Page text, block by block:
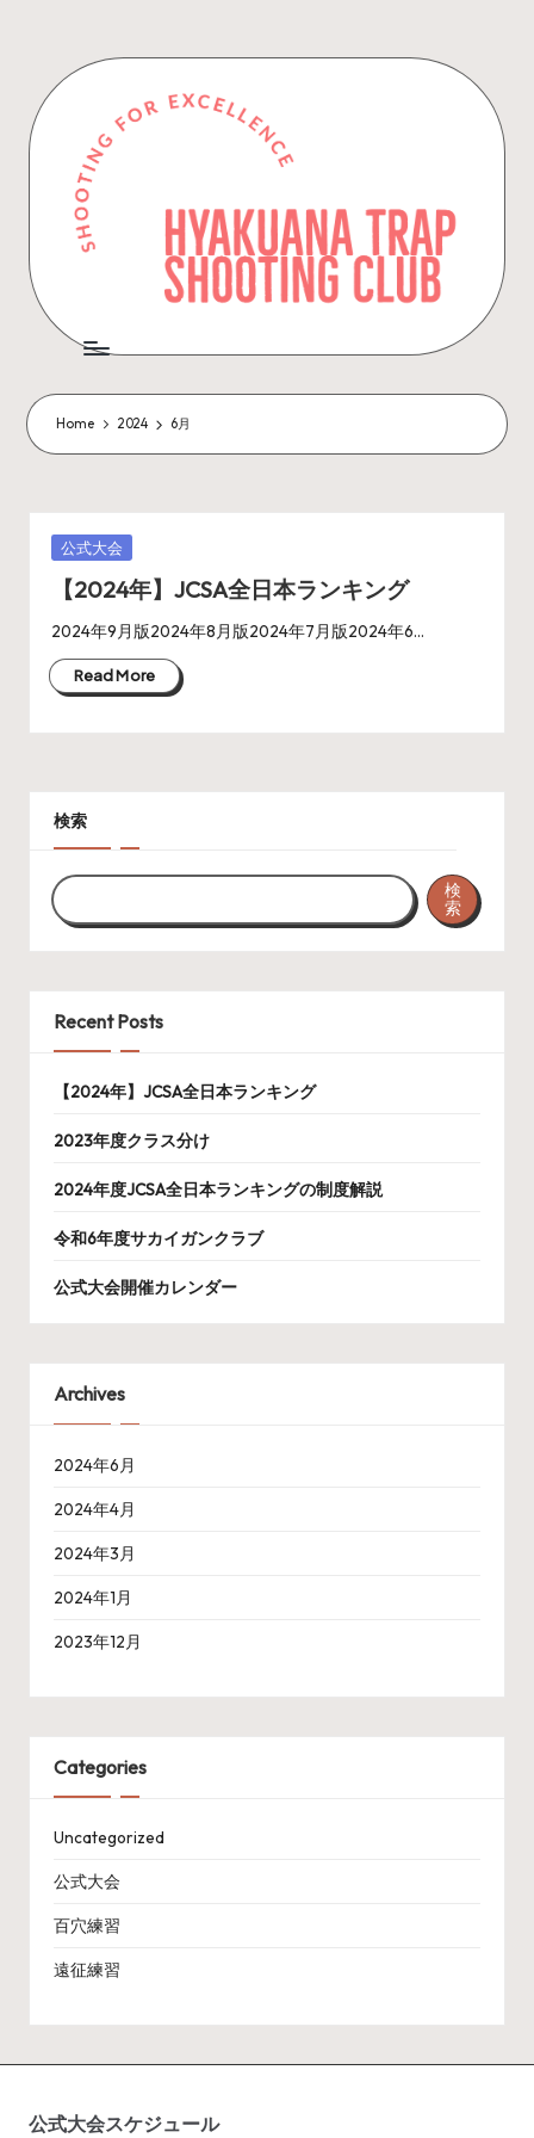
content
Home 2024 6月
Posted
公式大会
【2024年】JCSA全日本ランキング
2024年9月版2024年8月版2024年7月版2024年6…
Read More
検索
検
索
Recent Posts
【2024年】JCSA全日本ランキング
2023年度クラス分け
2024年度JCSA全日本ランキングの制度解説
令和6年度サカイガンクラブ
公式大会開催カレンダー
Archives
2024年6月
2024年4月
2024年3月
2024年1月
2023年12月
Categories
Uncategorized
公式大会
百穴練習
遠征練習
公式大会スケジュール